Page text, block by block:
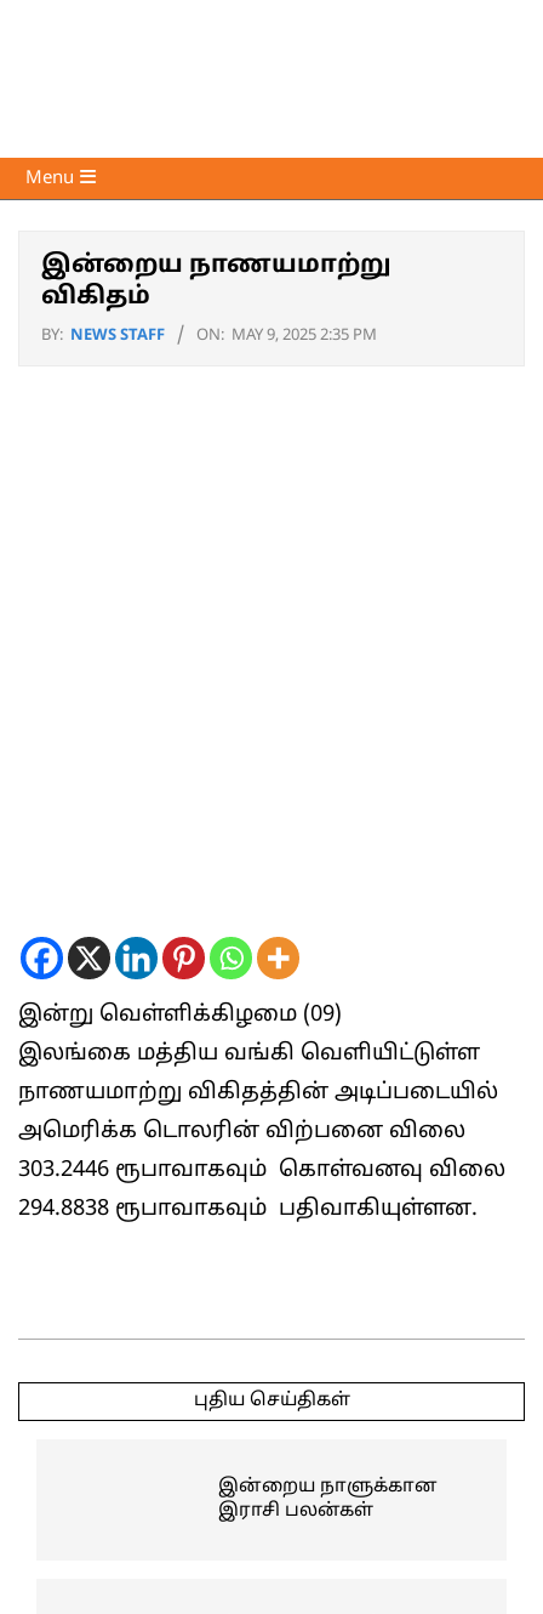
Voice
of
Primary
Navigation
Menu
இன்றைய நாணயமாற்று
விகிதம்
BY: NEWS STAFF ON: MAY 9, 2025 2:35 PM
இன்று வெள்ளிக்கிழமை (09)
இலங்கை மத்திய வங்கி வெளியிட்டுள்ள
நாணயமாற்று விகிதத்தின் அடிப்படையில்
அமெரிக்க டொலரின் விற்பனை விலை
303.2446 ரூபாவாகவும் கொள்வனவு விலை
294.8838 ரூபாவாகவும் பதிவாகியுள்ளன.
05-
புதிய செய்திகள்
இன்றைய நாளுக்கான
இராசி பலன்கள்